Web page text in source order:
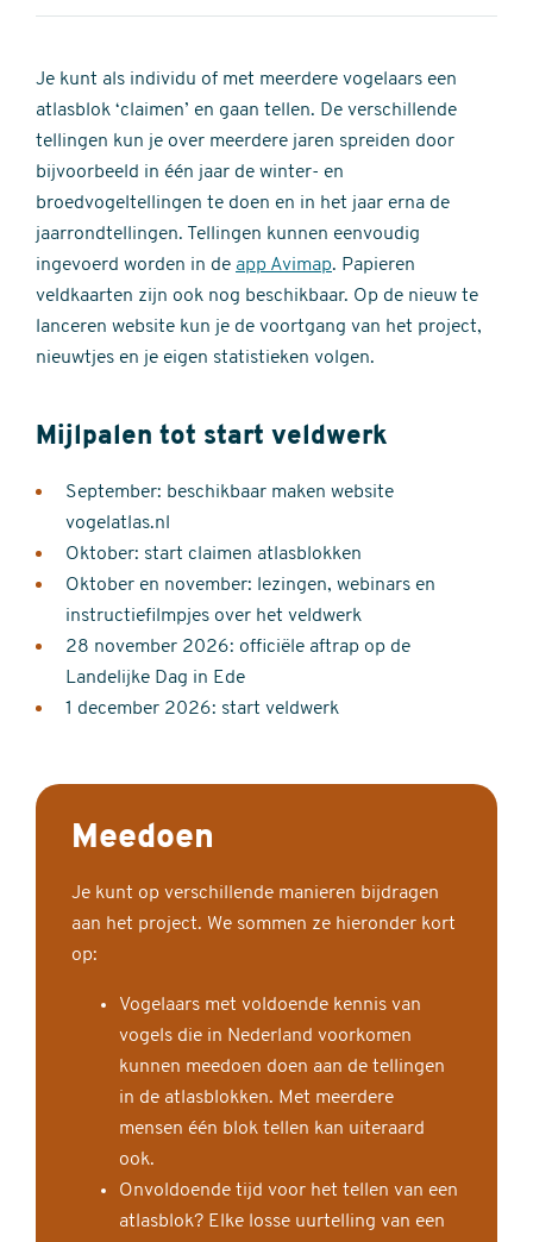
Je kunt als individu of met meerdere vogelaars een
atlasblok ‘claimen’ en gaan tellen. De verschillende
tellingen kun je over meerdere jaren spreiden door
bijvoorbeeld in één jaar de winter- en
broedvogeltellingen te doen en in het jaar erna de
jaarrondtellingen. Tellingen kunnen eenvoudig
ingevoerd worden in de app Avimap. Papieren
veldkaarten zijn ook nog beschikbaar. Op de nieuw te
lanceren website kun je de voortgang van het project,
nieuwtjes en je eigen statistieken volgen.
Mijlpalen tot start veldwerk
September: beschikbaar maken website
vogelatlas.nl
Oktober: start claimen atlasblokken
Oktober en november: lezingen, webinars en
instructiefilmpjes over het veldwerk
28 november 2026: officiële aftrap op de
Landelijke Dag in Ede
1 december 2026: start veldwerk
Meedoen
Je kunt op verschillende manieren bijdragen
aan het project. We sommen ze hieronder kort
op:
Vogelaars met voldoende kennis van
vogels die in Nederland voorkomen
kunnen meedoen doen aan de tellingen
in de atlasblokken. Met meerdere
mensen één blok tellen kan uiteraard
ook.
Onvoldoende tijd voor het tellen van een
atlasblok? Elke losse uurtelling van een